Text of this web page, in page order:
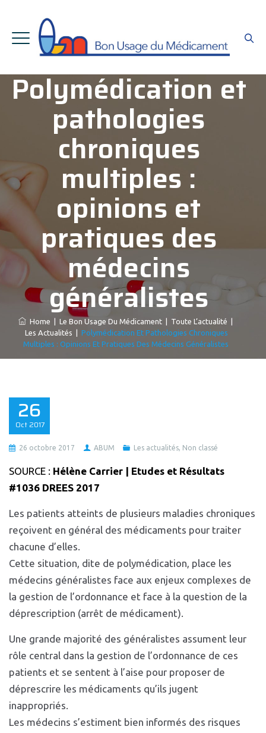
Polymédication et
pathologies
chroniques
multiples :
opinions et
pratiques des
médecins
généralistes
Home Le Bon Usage Du Médicament Toute L’actualité
Les Actualités
Polymédication Et Pathologies Chroniques
Multiples : Opinions Et Pratiques Des Médecins Généralistes
26
Oct 2017
26 octobre 2017 ABUM Les actualités, Non classé
SOURCE : Hélène Carrier | Etudes et Résultats
#1036 DREES 2017
Les patients atteints de plusieurs maladies chroniques
reçoivent en général des médicaments pour traiter
chacune d’elles.
Cette situation, dite de polymédication, place les
médecins généralistes face aux enjeux complexes de
la gestion de l’ordonnance et face à la question de la
déprescription (arrêt de médicament).
Une grande majorité des généralistes assument leur
rôle central dans la gestion de l’ordonnance de ces
patients et se sentent à l’aise pour proposer de
déprescrire les médicaments qu’ils jugent
inappropriés.
Les médecins s’estiment bien informés des risques